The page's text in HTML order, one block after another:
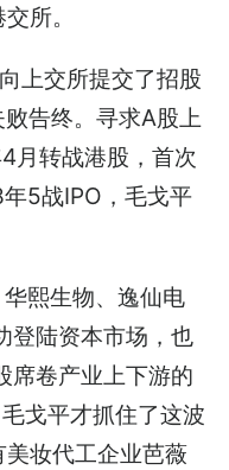
所。
上交所提交了招股
告终。寻求A股上
月转战港股，首次
5战IPO，毛戈平
熙生物、逸仙电
登陆资本市场，也
席卷产业上下游的
戈平才抓住了这波
美妆代工企业芭薇